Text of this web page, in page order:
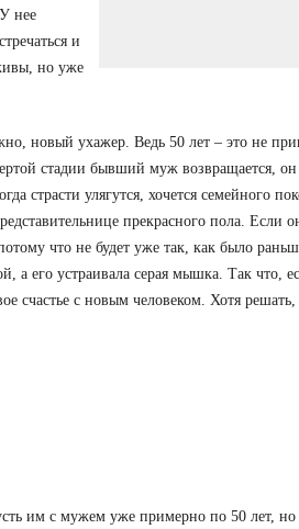
нее
и
но уже
новый ухажер. Ведь 50 лет – это не
стадии бывший муж возвращается, он
страсти улягутся, хочется семейного
прекрасного пола. Если
что не будет уже так, как было
а его устраивала серая мышка. Так что,
счастье с новым человеком. Хотя
им с мужем уже примерно по 50 лет,